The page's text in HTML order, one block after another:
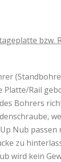
bzw.
Platte/Rail
Bohrers
Nub passen
zu
wird kein